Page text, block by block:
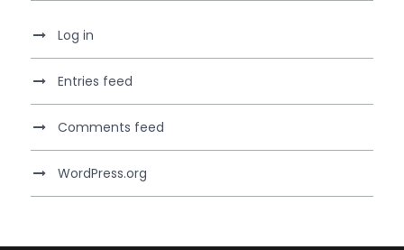
Log in
Entries feed
Comments feed
WordPress.org